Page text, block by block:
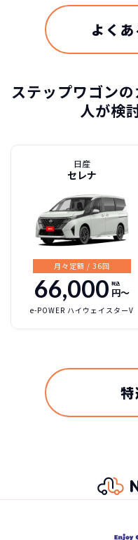
ホンダ ステップワゴン
3
NORIDOKI
で乗り続けている方は
り換え続けるというも
向の箱型デザインも
2022年5月にフルモ
ップワゴンは、歴代
が、家族それぞれの
てることを目指しま
ラインアップは、
を搭載するガソリン
ーハイブリッドシス
ブイ）」を搭載した
れ「 エアー」「 ス
ライン」を設定しまし
e：HEVモデルでは
ン低減により、熱効
たらす低速から高速
走行に加え、クルー
による効率の良い走
は、低回転から力強
先代モデルに対し、
などの改良によりタ
上させた。
ホンダ
純
エ
よく
ステップワゴン
人が検
日産
セレナ
月々定額 / 36回
66,000 税込
円〜
e-POWER ハイウェイスターV